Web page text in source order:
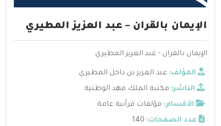
الإيمان بالقران – عبد العزيز المطيري
الإيمان بالقران - عبد العزيز المطيري
المؤلف: عبد العزيز بن داخل المطيري
الناشر: مكتبة الملك فهد الوطنية
الأقسام: مؤلفات قرآنية عامة
عدد الصفحات: 140